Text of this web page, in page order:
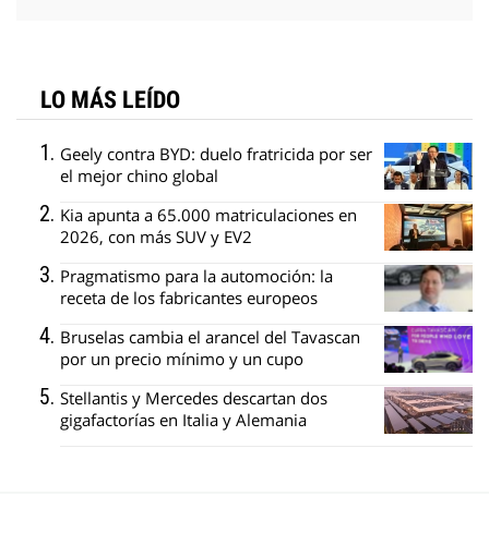
LO MÁS LEÍDO
Geely contra BYD: duelo fratricida por ser
el mejor chino global
Kia apunta a 65.000 matriculaciones en
2026, con más SUV y EV2
Pragmatismo para la automoción: la
receta de los fabricantes europeos
Bruselas cambia el arancel del Tavascan
por un precio mínimo y un cupo
Stellantis y Mercedes descartan dos
gigafactorías en Italia y Alemania